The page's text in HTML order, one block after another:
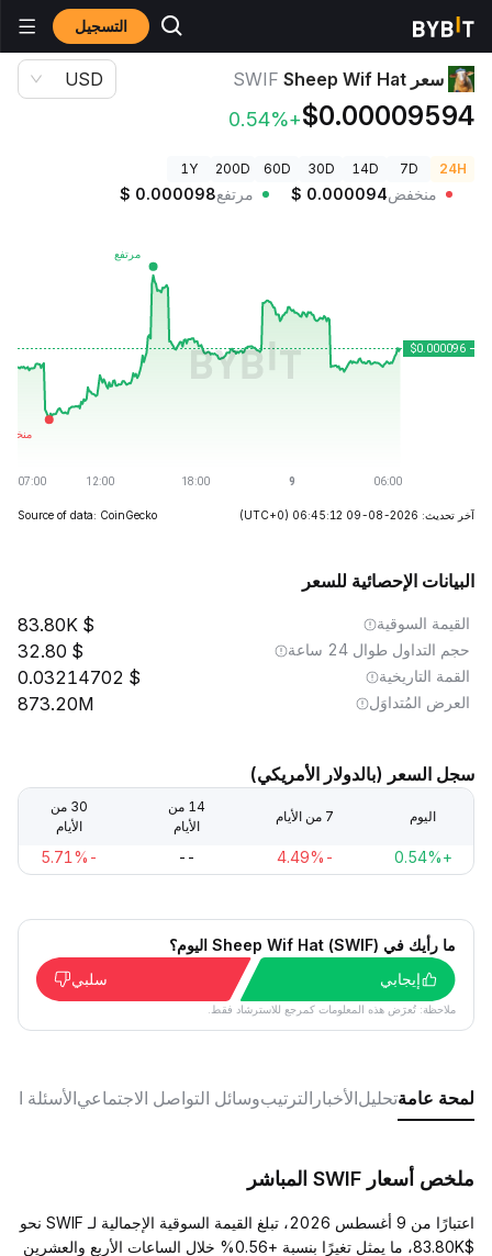
التسجيل أسعار العملات الرقمية
سعر Sheep Wif Hat SWIF
$0.00009594
+0.54%
USD
24H
7D
14D
30D
60D
200D
1Y
منخفض $ 0.000094 مرتفع $ 0.000098
آخر تحديث: 2026-08-09 06:45:12 (UTC+0)
Source of data: CoinGecko
البيانات الإحصائية للسعر
القيمة السوقية 83.80K
حجم التداول طوال 24 ساعة 32.80
القمة التاريخية 0.03214702
العرض المُتداوَل 873.20M
سجل السعر (بالدولار الأمريكي)
اليوم 7 من الأيام
14 من
الأيام
30 من
الأيام
+0.54%
-4.49%
--
-5.71%
ما رأيك في Sheep Wif Hat (SWIF) اليوم؟
إيجابي
سلبي
ملاحظة: تُعرَض هذه المعلومات كمرجع للاسترشاد فقط.
لمحة عامةتحليلالأخبار الترتيبوسائل التواصل الاجتماعيالأسئلة
ملخص أسعار SWIF المباشر
اعتبارًا من 9 أغسطس 2026، تبلغ القيمة السوقية الإجمالية لـ SWIF نحو
$83.80K، ما يمثل تغيرًا بنسبة +0.56% خلال الساعات الأربع والعشرين